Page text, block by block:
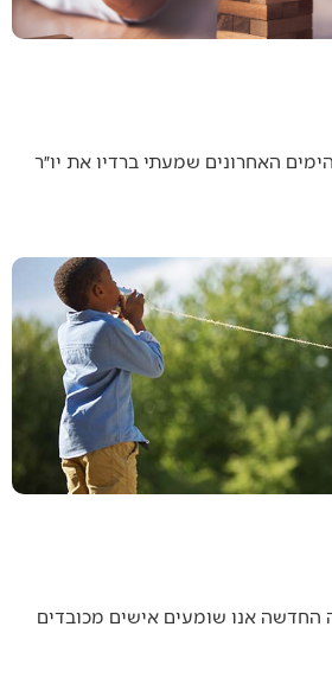
האחרונים שמעתי ברדיו את יו״ר
אנו שומעים אישים מכובדים